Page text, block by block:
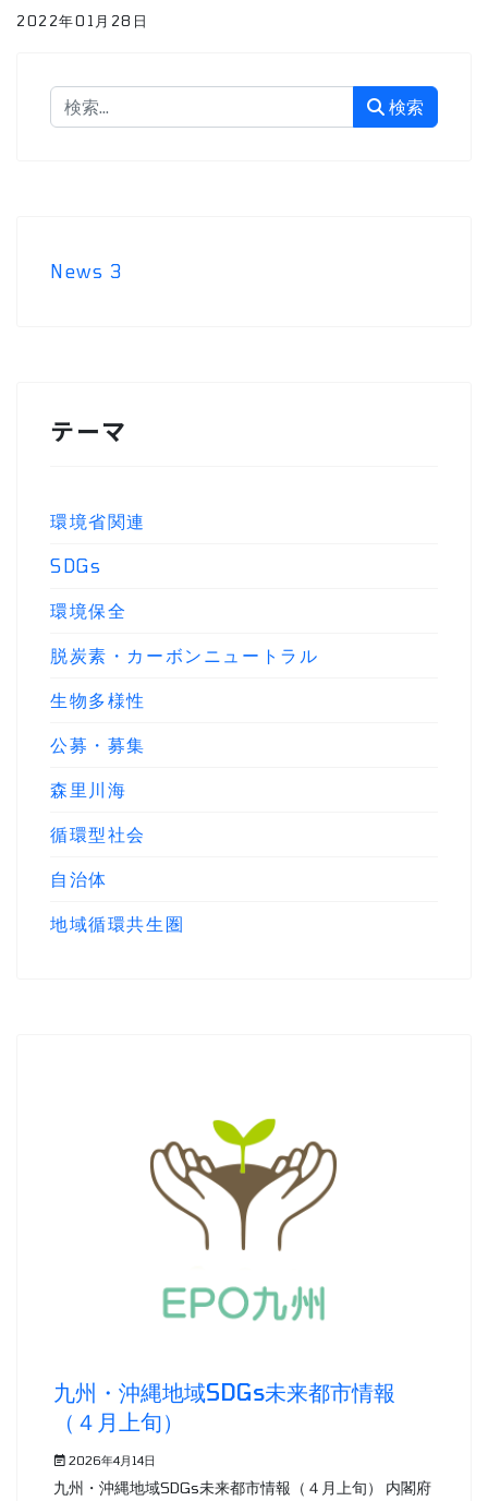
2022年01月28日
検索 検索
News 3
テーマ
環境省関連
SDGs
環境保全
脱炭素・カーボンニュートラル
生物多様性
公募・募集
森里川海
循環型社会
自治体
地域循環共生圏
九州・沖縄地域SDGs未来都市情報
（４月上旬）
2026年4月14日
九州・沖縄地域SDGs未来都市情報（４月上旬） 内閣府